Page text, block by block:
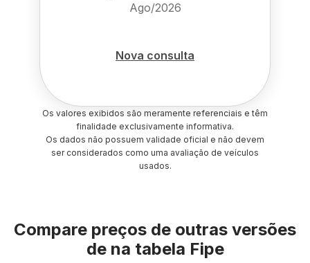
Ago/2026
Nova consulta
Os valores exibidos são meramente referenciais e têm
finalidade exclusivamente informativa.
Os dados não possuem validade oficial e não devem
ser considerados como uma avaliação de veículos
usados.
Compare preços de outras versões
de na tabela Fipe